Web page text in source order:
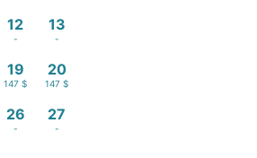
12
-
13
-
19
147 $
20
147 $
26
-
27
-